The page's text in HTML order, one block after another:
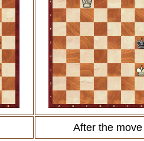
After the move